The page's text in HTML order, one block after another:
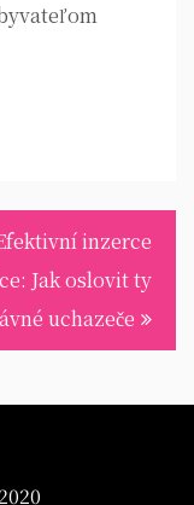
inzerce
Jak oslovit ty
uchazeče